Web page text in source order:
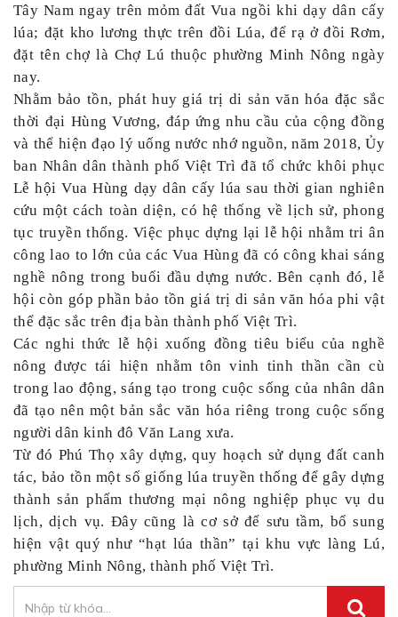
Tây Nam ngay trên mỏm đất Vua ngồi khi dạy dân cấy
lúa; đặt kho lương thực trên đồi Lúa, để rạ ở đồi Rơm,
đặt tên chợ là Chợ Lú thuộc phường Minh Nông ngày
nay.
Nhằm bảo tồn, phát huy giá trị di sản văn hóa đặc sắc
thời đại Hùng Vương, đáp ứng nhu cầu của cộng đồng
và thể hiện đạo lý uống nước nhớ nguồn, năm 2018, Ủy
ban Nhân dân thành phố Việt Trì đã tổ chức khôi phục
Lễ hội Vua Hùng dạy dân cấy lúa sau thời gian nghiên
cứu một cách toàn diện, có hệ thống về lịch sử, phong
tục truyền thống. Việc phục dựng lại lễ hội nhằm tri ân
công lao to lớn của các Vua Hùng đã có công khai sáng
nghề nông trong buổi đầu dựng nước. Bên cạnh đó, lễ
hội còn góp phần bảo tồn giá trị di sản văn hóa phi vật
thể đặc sắc trên địa bàn thành phố Việt Trì.
Các nghi thức lễ hội xuống đồng tiêu biểu của nghề
nông được tái hiện nhằm tôn vinh tinh thần cần cù
trong lao động, sáng tạo trong cuộc sống của nhân dân
đã tạo nên một bản sắc văn hóa riêng trong cuộc sống
người dân kinh đô Văn Lang xưa.
Từ đó Phú Thọ xây dựng, quy hoạch sử dụng đất canh
tác, bảo tồn một số giống lúa truyền thống để gây dựng
thành sản phẩm thương mại nông nghiệp phục vụ du
lịch, dịch vụ. Đây cũng là cơ sở để sưu tầm, bổ sung
hiện vật quý như “hạt lúa thần” tại khu vực làng Lú,
phường Minh Nông, thành phố Việt Trì.